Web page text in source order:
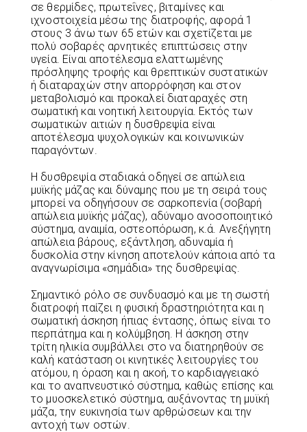
σε θερμίδες, πρωτεΐνες, βιταμίνες και
ιχνοστοιχεία μέσω της διατροφής, αφορά 1
στους 3 άνω των 65 ετών και σχετίζεται με
πολύ σοβαρές αρνητικές επιπτώσεις στην
υγεία. Είναι αποτέλεσμα ελαττωμένης
πρόσληψης τροφής και θρεπτικών συστατικών
ή διαταραχών στην απορρόφηση και στον
μεταβολισμό και προκαλεί διαταραχές στη
σωματική και νοητική λειτουργία. Εκτός των
σωματικών αιτιών η δυσθρεψία είναι
αποτέλεσμα ψυχολογικών και κοινωνικών
παραγόντων.
Η δυσθρεψία σταδιακά οδηγεί σε απώλεια
μυϊκής μάζας και δύναμης που με τη σειρά τους
μπορεί να οδηγήσουν σε σαρκοπενία (σοβαρή
απώλεια μυϊκής μάζας), αδύναμο ανοσοποιητικό
σύστημα, αναιμία, οστεοπόρωση, κ.ά. Ανεξήγητη
απώλεια βάρους, εξάντληση, αδυναμία ή
δυσκολία στην κίνηση αποτελούν κάποια από τα
αναγνωρίσιμα «σημάδια» της δυσθρεψίας.
Σημαντικό ρόλο σε συνδυασμό και με τη σωστή
διατροφή παίζει η φυσική δραστηριότητα και η
σωματική άσκηση ήπιας έντασης, όπως είναι το
περπάτημα και η κολύμβηση. Η άσκηση στην
τρίτη ηλικία συμβάλλει στο να διατηρηθούν σε
καλή κατάσταση οι κινητικές λειτουργίες του
ατόμου, η όραση και η ακοή, το καρδιαγγειακό
και το αναπνευστικό σύστημα, καθώς επίσης και
το μυοσκελετικό σύστημα, αυξάνοντας τη μυϊκή
μάζα, την ευκινησία των αρθρώσεων και την
αντοχή των οστών.